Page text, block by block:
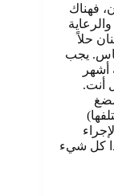
فهناك
حلاً
يجب
أشهر
أنت.
كل شيء